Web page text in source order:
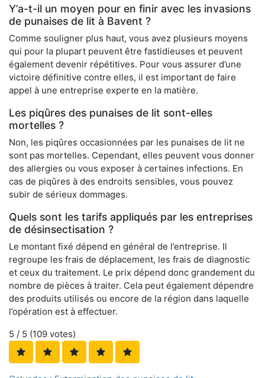
Y’a-t-il un moyen pour en finir avec les invasions
de punaises de lit à Bavent ?
Comme souligner plus haut, vous avez plusieurs moyens
qui pour la plupart peuvent être fastidieuses et peuvent
également devenir répétitives. Pour vous assurer d’une
victoire définitive contre elles, il est important de faire
appel à une entreprise experte en la matière.
Les piqûres des punaises de lit sont-elles
mortelles ?
Non, les piqûres occasionnées par les punaises de lit ne
sont pas mortelles. Cependant, elles peuvent vous donner
des allergies ou vous exposer à certaines infections. En
cas de piqûres à des endroits sensibles, vous pouvez
subir de sérieux dommages.
Quels sont les tarifs appliqués par les entreprises
de désinsectisation ?
Le montant fixé dépend en général de l’entreprise. Il
regroupe les frais de déplacement, les frais de diagnostic
et ceux du traitement. Le prix dépend donc grandement du
nombre de pièces à traiter. Cela peut également dépendre
des produits utilisés ou encore de la région dans laquelle
l’opération est à effectuer.
5 / 5 (109 votes)